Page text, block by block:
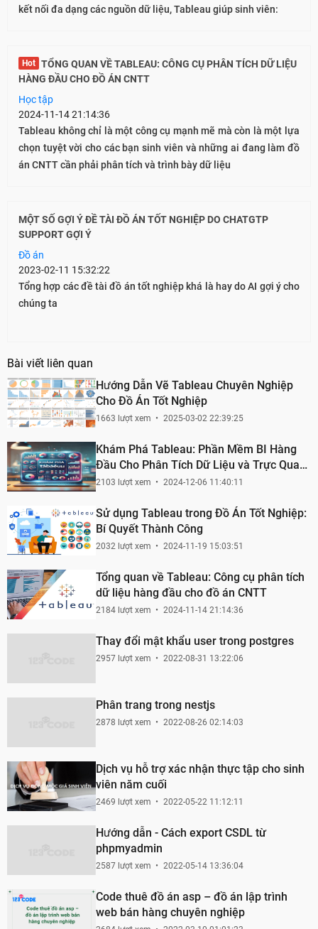
kết nối đa dạng các nguồn dữ liệu, Tableau giúp sinh viên:
Hot
HÀNG ĐẦU CHO ĐỒ ÁN CNTT
Học tập
2024-11-14 21:14:36
Tableau không chỉ là một công cụ mạnh mẽ mà còn là một lựa
chọn tuyệt vời cho các bạn sinh viên và những ai đang làm đồ
án CNTT cần phải phân tích và trình bày dữ liệu
MỘT SỐ GỢI Ý ĐỀ TÀI ĐỒ ÁN TỐT NGHIỆP DO CHATGTP
SUPPORT GỢI Ý
Đồ án
2023-02-11 15:32:22
Tổng hợp các đề tài đồ án tốt nghiệp khá là hay do AI gợi ý cho
chúng ta
Bài viết liên quan
Hướng Dẫn Vẽ Tableau Chuyên Nghiệp
Cho Đồ Án Tốt Nghiệp
1663 lượt xem 2025-03-02 22:39:25
Khám Phá Tableau: Phần Mềm BI Hàng
Đầu Cho Phân Tích Dữ Liệu và Trực Quan
Hoá
2103 lượt xem 2024-12-06 11:40:11
Sử dụng Tableau trong Đồ Án Tốt Nghiệp:
Bí Quyết Thành Công
2032 lượt xem 2024-11-19 15:03:51
Tổng quan về Tableau: Công cụ phân tích
dữ liệu hàng đầu cho đồ án CNTT
2184 lượt xem 2024-11-14 21:14:36
Thay đổi mật khẩu user trong postgres
2957 lượt xem 2022-08-31 13:22:06
Phân trang trong nestjs
2878 lượt xem 2022-08-26 02:14:03
Dịch vụ hỗ trợ xác nhận thực tập cho sinh
viên năm cuối
2469 lượt xem 2022-05-22 11:12:11
Hướng dẫn - Cách export CSDL từ
phpmyadmin
2587 lượt xem 2022-05-14 13:36:04
Code thuê đồ án asp – đồ án lập trình
web bán hàng chuyên nghiệp